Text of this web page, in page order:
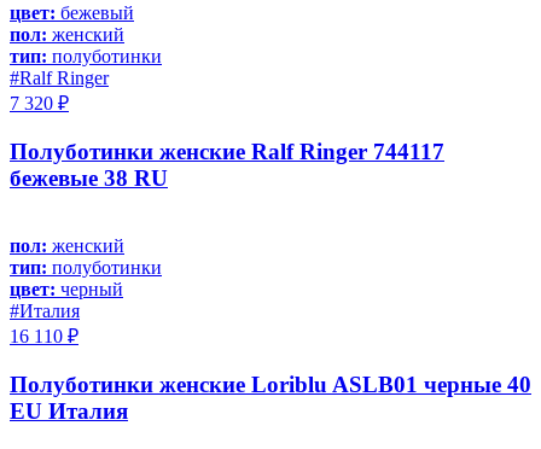
цвет: бежевый
пол: женский
тип: полуботинки
#Ralf Ringer
7 320 ₽
Полуботинки женские Ralf Ringer 744117
бежевые 38 RU
пол: женский
тип: полуботинки
цвет: черный
#Италия
16 110 ₽
Полуботинки женские Loriblu ASLB01 черные 40
EU Италия